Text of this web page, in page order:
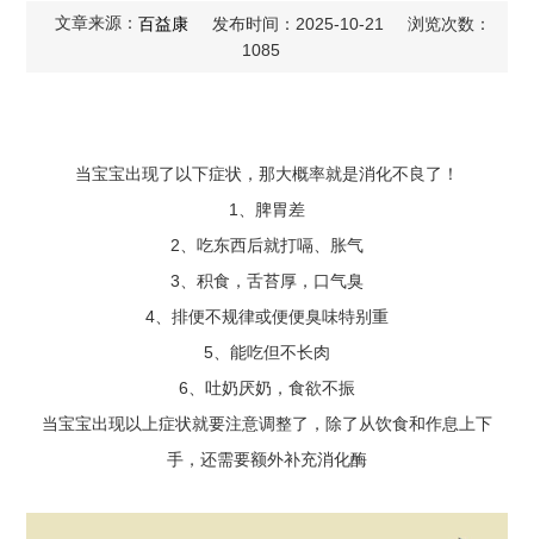
文章来源： 百益康 发布时间：2025-10-21
浏览次数：
1085
当宝宝出现了以下症状，那大概率就是消化不良了！
1、脾胃差
2、吃东西后就打嗝、胀气
3、积食，舌苔厚，口气臭
4、排便不规律或便便臭味特别重
5、能吃但不长肉
6、吐奶厌奶，食欲不振
当宝宝出现以上症状就要注意调整了，除了从饮食和作息上下
手，还需要额外补充消化酶